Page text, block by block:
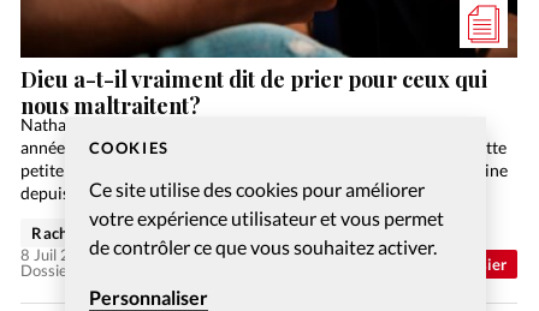
COOKIES
Ce site utilise des cookies pour améliorer
votre expérience utilisateur et vous permet
de contrôler ce que vous souhaitez activer.
Personnaliser
Dossier
Dieu a-t-il vraiment dit de prier pour ceux qui
nous maltraitent?
Nathanaël vient d’être fêté par ses collègues pour sa quinzième
année de fidèles et loyaux services dans son entreprise. Mais cette
petite attention a accéléré encore plus la question qui le turlupine
depuis un bout…
Dossier: Aimer ses ennemis
Rachel Gamper
8 Juil 2026